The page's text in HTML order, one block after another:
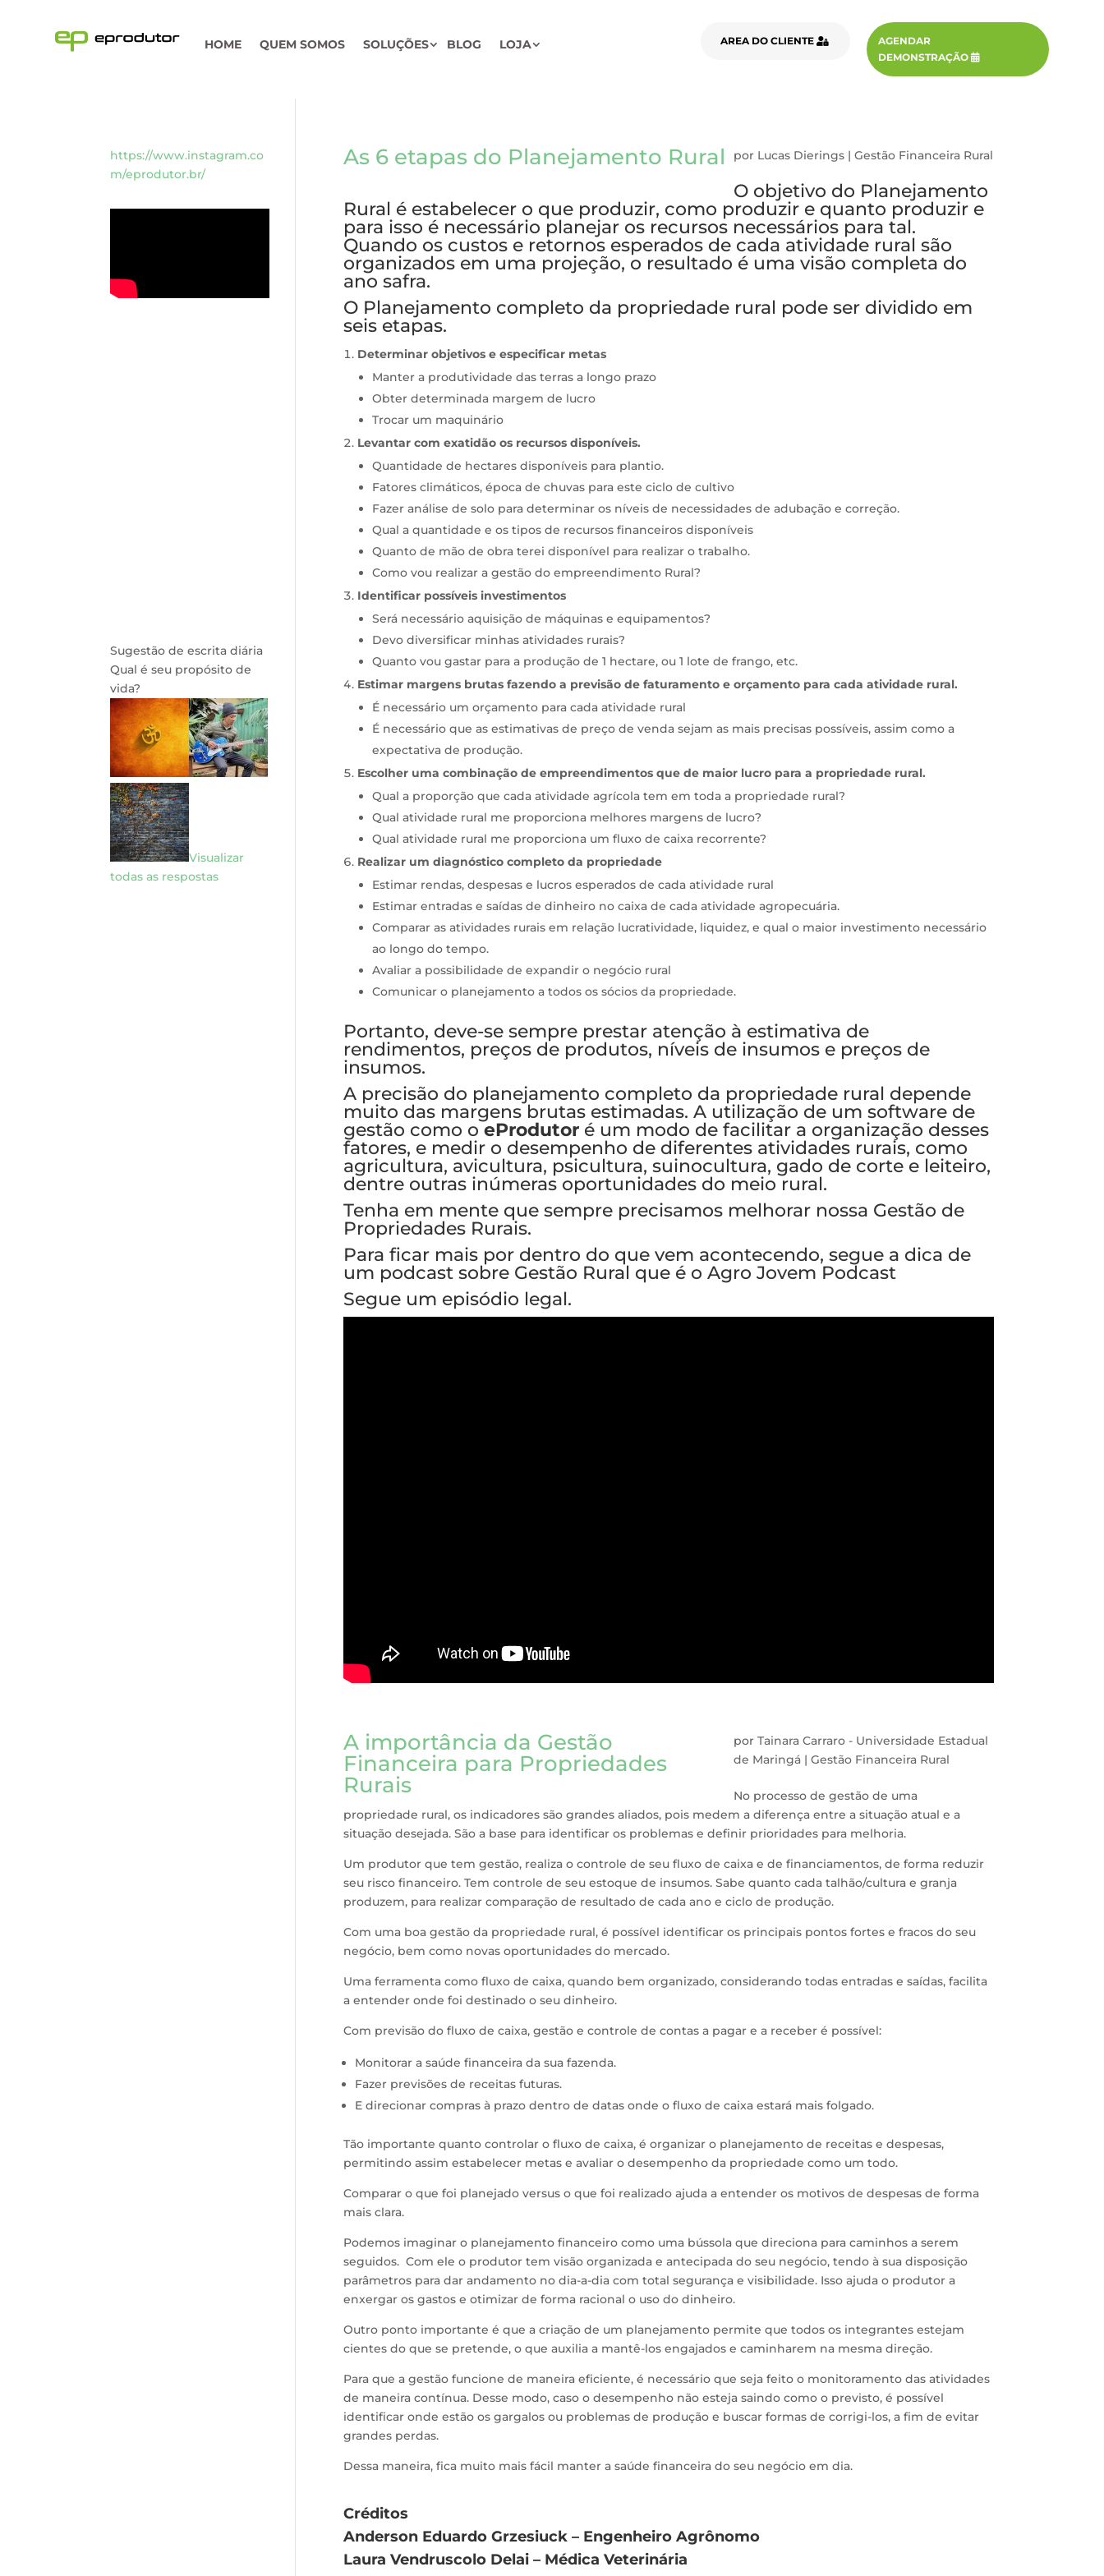
HOME QUEM SOMOS SOLUÇÕES BLOG LOJA AREA DO CLIENTE
AGENDAR
DEMONSTRAÇÃO
As 6 etapas do Planejamento Rural por Lucas Dierings| Gestão Financeira Rural
O objetivo do Planejamento
Rural é estabelecer o que produzir, como produzir e quanto produzir e
para isso é necessário planejar os recursos necessários para tal.
Quando os custos e retornos esperados de cada atividade rural são
organizados em uma projeção, o resultado é uma visão completa do
ano safra.
O Planejamento completo da propriedade rural pode ser dividido em
seis etapas.
Determinar objetivos e especificar metas
Manter a produtividade das terras a longo prazo
Obter determinada margem de lucro
Trocar um maquinário
Levantar com exatidão os recursos disponíveis.
Quantidade de hectares disponíveis para plantio.
Fatores climáticos, época de chuvas para este ciclo de cultivo
Fazer análise de solo para determinar os níveis de necessidades de adubação e correção.
Qual a quantidade e os tipos de recursos financeiros disponíveis
Quanto de mão de obra terei disponível para realizar o trabalho.
Como vou realizar a gestão do empreendimento Rural?
Identificar possíveis investimentos
Será necessário aquisição de máquinas e equipamentos?
Devo diversificar minhas atividades rurais?
Quanto vou gastar para a produção de 1 hectare, ou 1 lote de frango, etc.
Estimar margens brutas fazendo a previsão de faturamento e orçamento para cada atividade rural.
É necessário um orçamento para cada atividade rural
É necessário que as estimativas de preço de venda sejam as mais precisas possíveis, assim como a
expectativa de produção.
Escolher uma combinação de empreendimentos que de maior lucro para a propriedade rural.
Qual a proporção que cada atividade agrícola tem em toda a propriedade rural?
Qual atividade rural me proporciona melhores margens de lucro?
Qual atividade rural me proporciona um fluxo de caixa recorrente?
Realizar um diagnóstico completo da propriedade
Estimar rendas, despesas e lucros esperados de cada atividade rural
Estimar entradas e saídas de dinheiro no caixa de cada atividade agropecuária.
Comparar as atividades rurais em relação lucratividade, liquidez, e qual o maior investimento necessário
ao longo do tempo.
Avaliar a possibilidade de expandir o negócio rural
Comunicar o planejamento a todos os sócios da propriedade.
Portanto, deve-se sempre prestar atenção à estimativa de
rendimentos, preços de produtos, níveis de insumos e preços de
insumos.
A precisão do planejamento completo da propriedade rural depende
muito das margens brutas estimadas. A utilização de um software de
gestão como oeProdutoré um modo de facilitar a organização desses
fatores, e medir o desempenho de diferentes atividades rurais, como
agricultura, avicultura, psicultura, suinocultura, gado de corte e leiteiro,
dentre outras inúmeras oportunidades do meio rural.
Tenha em mente que sempre precisamos melhorar nossa Gestão de
Propriedades Rurais.
Para ficar mais por dentro do que vem acontecendo, segue a dica de
um podcast sobre Gestão Rural que é o Agro Jovem Podcast
Segue um episódio legal.
A importância da Gestão
Financeira para Propriedades
Rurais
por Tainara Carraro - Universidade Estadual
de Maringá| Gestão Financeira Rural
No processo de gestão de uma
propriedade rural, os indicadores são grandes aliados, pois medem a diferença entre a situação atual e a
situação desejada. São a base para identificar os problemas e definir prioridades para melhoria.
Um produtor que tem gestão, realiza o controle de seu fluxo de caixa e de financiamentos, de forma reduzir
seu risco financeiro. Tem controle de seu estoque de insumos. Sabe quanto cada talhão/cultura e granja
produzem, para realizar comparação de resultado de cada ano e ciclo de produção.
Com uma boa gestão da propriedade rural, é possível identificar os principais pontos fortes e fracos do seu
negócio, bem como novas oportunidades do mercado.
Uma ferramenta como fluxo de caixa, quando bem organizado, considerando todas entradas e saídas, facilita
a entender onde foi destinado o seu dinheiro.
Com previsão do fluxo de caixa, gestão e controle de contas a pagar e a receber é possível:
Monitorar a saúde financeira da sua fazenda.
Fazer previsões de receitas futuras.
E direcionar compras à prazo dentro de datas onde o fluxo de caixa estará mais folgado.
Tão importante quanto controlar o fluxo de caixa, é organizar o planejamento de receitas e despesas,
permitindo assim estabelecer metas e avaliar o desempenho da propriedade como um todo.
Comparar o que foi planejado versus o que foi realizado ajuda a entender os motivos de despesas de forma
mais clara.
Podemos imaginar o planejamento financeiro como uma bússola que direciona para caminhos a serem
seguidos. Com ele o produtor tem visão organizada e antecipada do seu negócio, tendo à sua disposição
parâmetros para dar andamento no dia-a-dia com total segurança e visibilidade. Isso ajuda o produtor a
enxergar os gastos e otimizar de forma racional o uso do dinheiro.
Outro ponto importante é que a criação de um planejamento permite que todos os integrantes estejam
cientes do que se pretende, o que auxilia a mantê-los engajados e caminharem na mesma direção.
Para que a gestão funcione de maneira eficiente, é necessário que seja feito o monitoramento das atividades
de maneira contínua. Desse modo, caso o desempenho não esteja saindo como o previsto, é possível
identificar onde estão os gargalos ou problemas de produção e buscar formas de corrigi-los, a fim de evitar
grandes perdas.
Dessa maneira, fica muito mais fácil manter a saúde financeira do seu negócio em dia.
Créditos
Anderson Eduardo Grzesiuck – Engenheiro Agrônomo
Laura Vendruscolo Delai – Médica Veterinária
https://www.instagram.co
m/eprodutor.br/
Sugestão de escrita diária
Qual é seu propósito de
vida?
Visualizar
todas as respostas